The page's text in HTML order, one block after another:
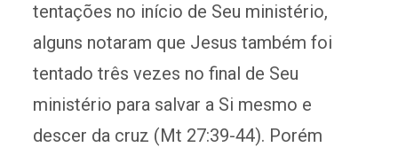
tentações no início de Seu ministério,
alguns notaram que Jesus também foi
tentado três vezes no final de Seu
ministério para salvar a Si mesmo e
descer da cruz (Mt 27:39-44). Porém